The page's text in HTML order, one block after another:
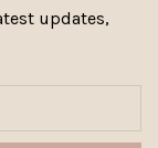
updates,